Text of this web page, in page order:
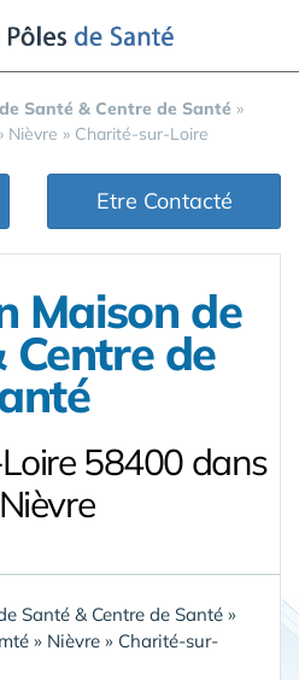
Santé & Centre de Santé »
Nièvre » Charité-sur-Loire
Etre Contacté
Maison de
Centre de
58400 dans
Santé & Centre de Santé »
» Nièvre » Charité-sur-